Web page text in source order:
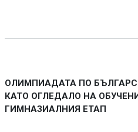
ОЛИМПИАДАТА ПО
КАТО ОГЛЕДАЛО НА
ГИМНАЗИАЛНИЯ ЕТАП